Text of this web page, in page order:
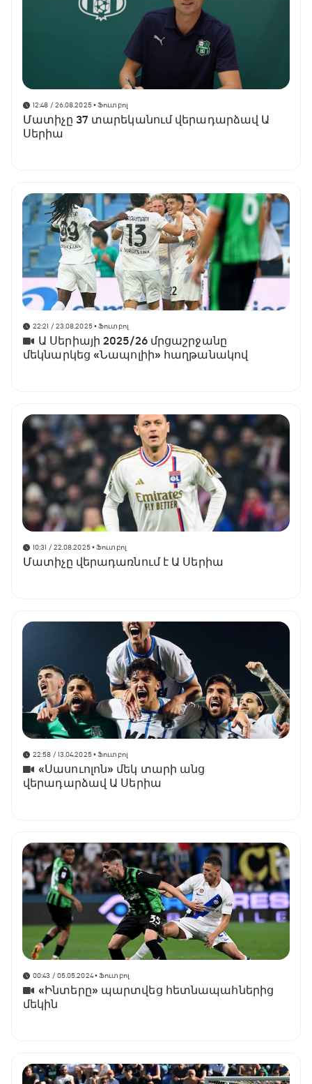
12:48 / 26.08.2025• Ֆուտբոլ
Մատիչը 37 տարեկանում վերադարձավ Ա
Սերիա
22:21 / 23.08.2025• Ֆուտբոլ
Ա Սերիայի 2025/26 մրցաշրջանը
մեկնարկեց «Նապոլիի» հաղթանակով
10:31 / 22.08.2025• Ֆուտբոլ
Մատիչը վերադառնում է Ա Սերիա
22:58 / 13.04.2025• Ֆուտբոլ
«Սասուոլոն» մեկ տարի անց
վերադարձավ Ա Սերիա
00:43 / 05.05.2024• Ֆուտբոլ
«Ինտերը» պարտվեց հետնապահներից
մեկին